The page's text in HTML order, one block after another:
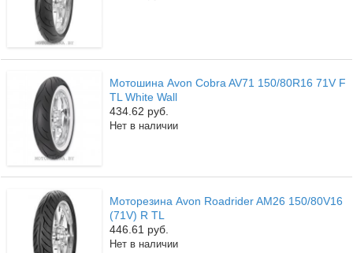
Мотошина Avon Cobra AV71 150/80R16 71V F
TL White Wall
434.62 руб.
Нет в наличии
Моторезина Avon Roadrider AM26 150/80V16
(71V) R TL
446.61 руб.
Нет в наличии